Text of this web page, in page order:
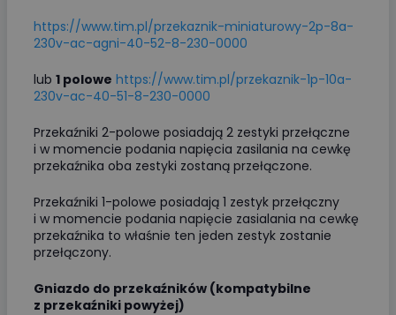
https://www.tim.pl/przekaznik-miniaturowy-2p-8a-
230v-ac-agni-40-52-8-230-0000
lub 1 polowe https://www.tim.pl/przekaznik-1p-10a-
230v-ac-40-51-8-230-0000
Przekaźniki 2-polowe posiadają 2 zestyki przełączne
i w momencie podania napięcia zasilania na cewkę
przekaźnika oba zestyki zostaną przełączone.
Przekaźniki 1-polowe posiadają 1 zestyk przełączny
i w momencie podania napięcie zasialania na cewkę
przekaźnika to właśnie ten jeden zestyk zostanie
przełączony.
Gniazdo do przekaźników (kompatybilne
z przekaźniki powyżej)